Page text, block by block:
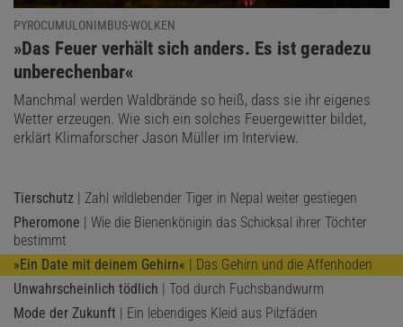
PYROCUMULONIMBUS-WOLKEN
:
»Das Feuer verhält sich anders. Es ist geradezu
unberechenbar«
Manchmal werden Waldbrände so heiß, dass sie ihr eigenes
Wetter erzeugen. Wie sich ein solches Feuergewitter bildet,
erklärt Klimaforscher Jason Müller im Interview.
Tierschutz | Zahl wildlebender Tiger in Nepal weiter gestiegen
Pheromone | Wie die Bienenkönigin das Schicksal ihrer Töchter
bestimmt
»Ein Date mit deinem Gehirn« | Das Gehirn und die Affenhoden
Unwahrscheinlich tödlich | Tod durch Fuchsbandwurm
Mode der Zukunft | Ein lebendiges Kleid aus Pilzfäden